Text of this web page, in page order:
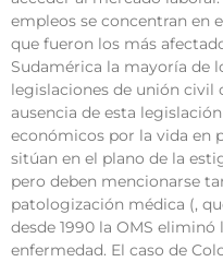
empleos se concentran en
que fueron los más
Sudamérica la mayoría de
legislaciones de unión
ausencia de esta
económicos por la vida en
sitúan en el plano de la
pero deben mencionarse
patologización médica (,
desde 1990 la OMS
enfermedad. El caso de